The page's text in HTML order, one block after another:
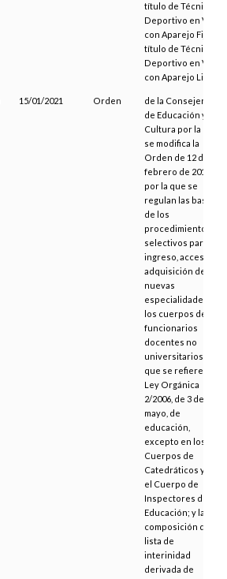
título de Técnico
Deportivo en Vela
con Aparejo Fijo y
título de Técnico
Deportivo en Vela
con Aparejo Libre
15/01/2021 Orden
de la Consejería
de Educación y
Cultura por la que
se modifica la
Orden de 12 de
febrero de 2019,
por la que se
regulan las bases
de los
procedimientos
selectivos para el
ingreso, acceso y
adquisición de
nuevas
especialidades en
los cuerpos de
funcionarios
docentes no
universitarios a
que se refiere la
Ley Orgánica
2/2006, de 3 de
mayo, de
educación,
excepto en los
Cuerpos de
Catedráticos y en
el Cuerpo de
Inspectores de
Educación; y la
composición de la
lista de
interinidad
derivada de